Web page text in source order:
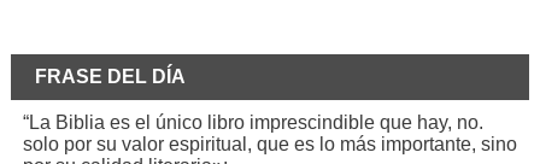
FRASE DEL DÍA
“La Biblia es el único libro imprescindible que hay, no.
solo por su valor espiritual, que es lo más importante, sino